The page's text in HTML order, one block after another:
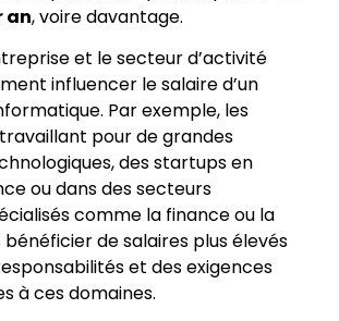
an, voire davantage.
et le secteur d’activité
influencer le salaire d’un
Par exemple, les
pour de grandes
des startups en
ou dans des secteurs
comme la finance ou la
de salaires plus élevés
et des exigences
à ces domaines.